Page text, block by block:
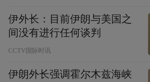
伊外长：目前伊朗与美国之
间没有进行任何谈判
CCTV国际时讯
伊朗外长强调霍尔木兹海峡